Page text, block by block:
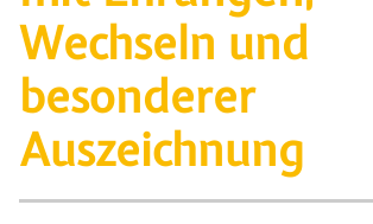
Wechseln und
besonderer
Auszeichnung